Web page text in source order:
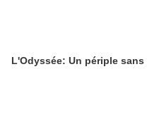
L'Odyssée: Un périple sans